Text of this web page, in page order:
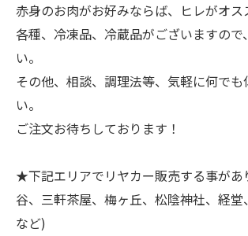
赤身のお肉がお好みならば、ヒレがオス
各種、冷凍品、冷蔵品がございますので
い。
その他、相談、調理法等、気軽に何でも
い。
ご注文お待ちしております！
★下記エリアでリヤカー販売する事があ
谷、三軒茶屋、梅ヶ丘、松陰神社、経
など)